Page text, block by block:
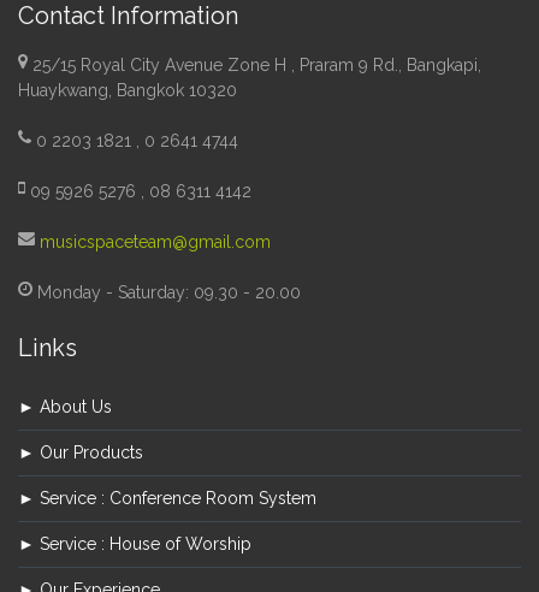
Contact Information
25/15 Royal City Avenue Zone H , Praram 9 Rd., Bangkapi,
Huaykwang, Bangkok 10320
0 2203 1821 , 0 2641 4744
09 5926 5276 , 08 6311 4142
musicspaceteam@gmail.com
Monday - Saturday: 09.30 - 20.00
Links
► About Us
► Our Products
► Service : Conference Room System
► Service : House of Worship